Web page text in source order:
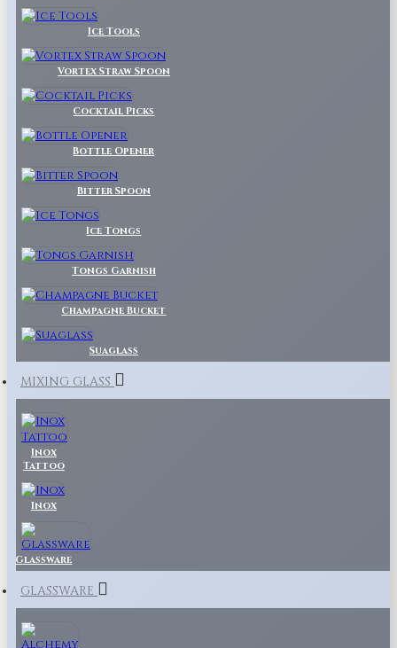
Ice Tools
Vortex Straw Spoon
Cocktail Picks
Bottle Opener
Bitter Spoon
Ice Tongs
Tongs Garnish
Champagne Bucket
Suaglass
MIXING GLASS
Inox
Tattoo
Inox
Glassware
GLASSWARE